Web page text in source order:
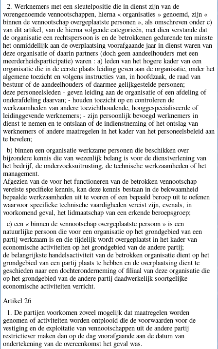
2. Werknemers met een sleutelpositie die in dienst zijn van de
vorengenoemde vennootschappen, hierna « organisaties » genoemd, zijn «
binnen de vennootschap overgeplaatste personen », als omschreven onder c)
van dit artikel, van de hierna volgende categorieën, met dien verstande dat
de organisatie een rechtspersoon is en de betrokkenen gedurende ten minste
het onmiddellijk aan de overplaatsing voorafgaande jaar in dienst waren van
deze organisatie of daarin partners (doch geen aandeelhouders met een
meerderheidsparticipatie) waren : a) leden van het hogere kader van een
organisatie die in de eerste plaats leiding geven aan de organisatie, onder het
algemene toezicht en volgens instructies van, in hoofdzaak, de raad van
bestuur of de aandeelhouders of daarmee gelijkgestelde personen;
deze personeelsleden - geven leiding aan de organisatie of een afdeling of
onderafdeling daarvan; - houden toezicht op en controleren de
werkzaamheden van andere toezichthoudende, hooggespecialiseerde of
leidinggevende werknemers; - zijn persoonlijk bevoegd werknemers in
dienst te nemen en te ontslaan of de indienstneming of het ontslag van
werknemers of andere maatregelen in het kader van het personeelsbeleid aan
te bevelen;
b) binnen een organisatie werkzame personen die beschikken over
bijzondere kennis die van wezenlijk belang is voor de dienstverlening van
het bedrijf, de onderzoeksuitrusting, de technische werkzaamheden of het
management.
Afgezien van de voor het functioneren van de betrokken vennootschap
vereiste specifieke kennis, kan deze kennis bestaan in de bekwaamheid
bepaalde werkzaamheden uit te voeren of een bepaald beroep uit te oefenen
waarvoor specifieke technische vaardigheden vereist zijn, evenals, in
voorkomend geval, het lidmaatschap van een erkende beroepsgroep;
c) een « binnen de vennootschap overgeplaatste persoon » is een
natuurlijke persoon die voor een organisatie op het grondgebied van een
partij werkzaam is en die tijdelijk wordt overgeplaatst in het kader van
economische activiteiten op het grondgebied van de andere partij;
de belangrijkste handelsactiviteit van de betrokken organisatie dient op het
grondgebied van een partij plaats te hebben en de overplaatsing dient te
geschieden naar een dochteronderneming of filiaal van deze organisatie die
op het grondgebied van de andere partij daadwerkelijk soortgelijke
economische activiteiten verricht.
Artikel 26
1. De partijen voorkomen zoveel mogelijk dat maatregelen worden
genomen of activiteiten worden ontplooid die de voorwaarden voor de
vestiging en de exploitatie van vennootschappen uit de andere partij
restrictiever maken dan op de dag voorafgaande aan de datum van
ondertekening van de overeenkomst het geval was.